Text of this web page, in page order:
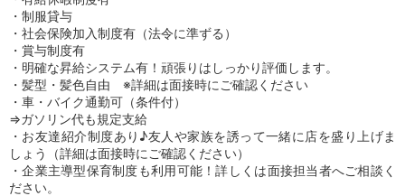
・制服貸与
・社会保険加入制度有（法令に準ずる）
・賞与制度有
・明確な昇給システム有！頑張りはしっかり評価します。
・髪型・髪色自由 ※詳細は面接時にご確認ください
・車・バイク通勤可（条件付）
⇒ガソリン代も規定支給
・お友達紹介制度あり♪友人や家族を誘って一緒に店を盛り上げま
しょう（詳細は面接時にご確認ください）
・企業主導型保育制度も利用可能！詳しくは面接担当者へご相談く
ださい。